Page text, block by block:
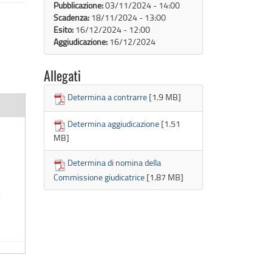
Pubblicazione:03/11/2024 - 14:00
Scadenza: 18/11/2024 - 13:00
Esito: 16/12/2024 - 12:00
Aggiudicazione: 16/12/2024
Allegati
Determina a contrarre [1.9 MB]
Determina aggiudicazione [1.51
MB]
Determina di nomina della
Commissione giudicatrice [1.87 MB]